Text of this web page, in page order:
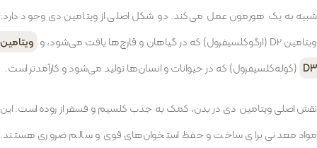
شبیه به یک هورمون عمل می‌کند. دو شکل اصلی از ویتامین دی وجود دارد:
ویتامین D2 (ارگوکلسیفرول) که در گیاهان و قارچ‌ها یافت می‌شود، و
ویتامین
D3 (کوله‌کلسیفرول) که در حیوانات و انسان‌ها تولید می‌شود و کارآمدتر است.
نقش اصلی ویتامین دی در بدن، کمک به جذب کلسیم و فسفر از روده است. این
مواد معدنی برای ساخت و حفظ استخوان‌های قوی و سالم ضروری هستند.